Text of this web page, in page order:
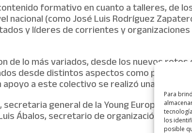
Para
los
posible
formativo en cuanto a talleres, de
nacional (como José Luis Rodríguez
y líderes de corrientes y organizaciones
de lo más variados, desde los nuevos retos
desde distintos aspectos como puede ser
a este colectivo se realizó una pequeña
general de la Young European
Ábalos, secretario de organización del